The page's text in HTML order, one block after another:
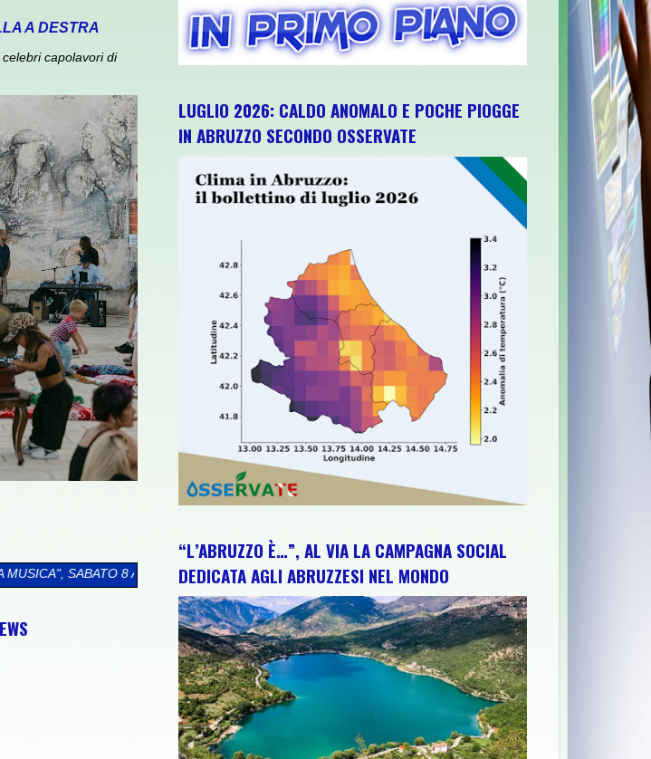
A DESTRA
capolavori di
UNA GIORNATA TRA CULTURA, ARTE, CONCERTO E VALORIZZAZIONE DEL TERRITORIO
LUGLIO 2026: CALDO ANOMALO E POCHE PIOGGE
IN ABRUZZO SECONDO OSSERVATE
“L’ABRUZZO È…”, AL VIA LA CAMPAGNA SOCIAL
DEDICATA AGLI ABRUZZESI NEL MONDO